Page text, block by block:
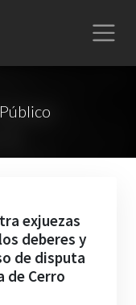
exjuezas
deberes y
de disputa
de Cerro